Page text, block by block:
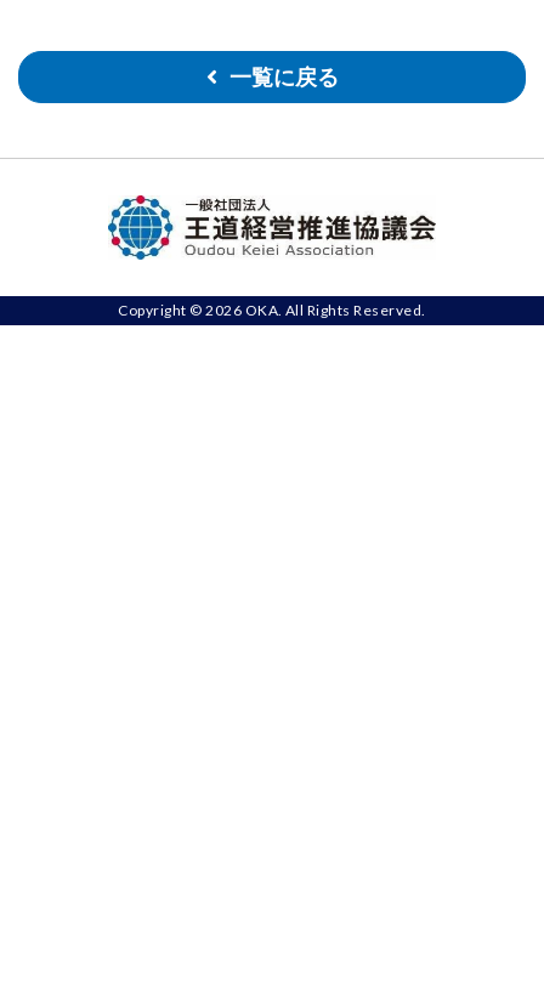
一覧に戻る
Copyright © 2026 OKA. All Rights Reserved.